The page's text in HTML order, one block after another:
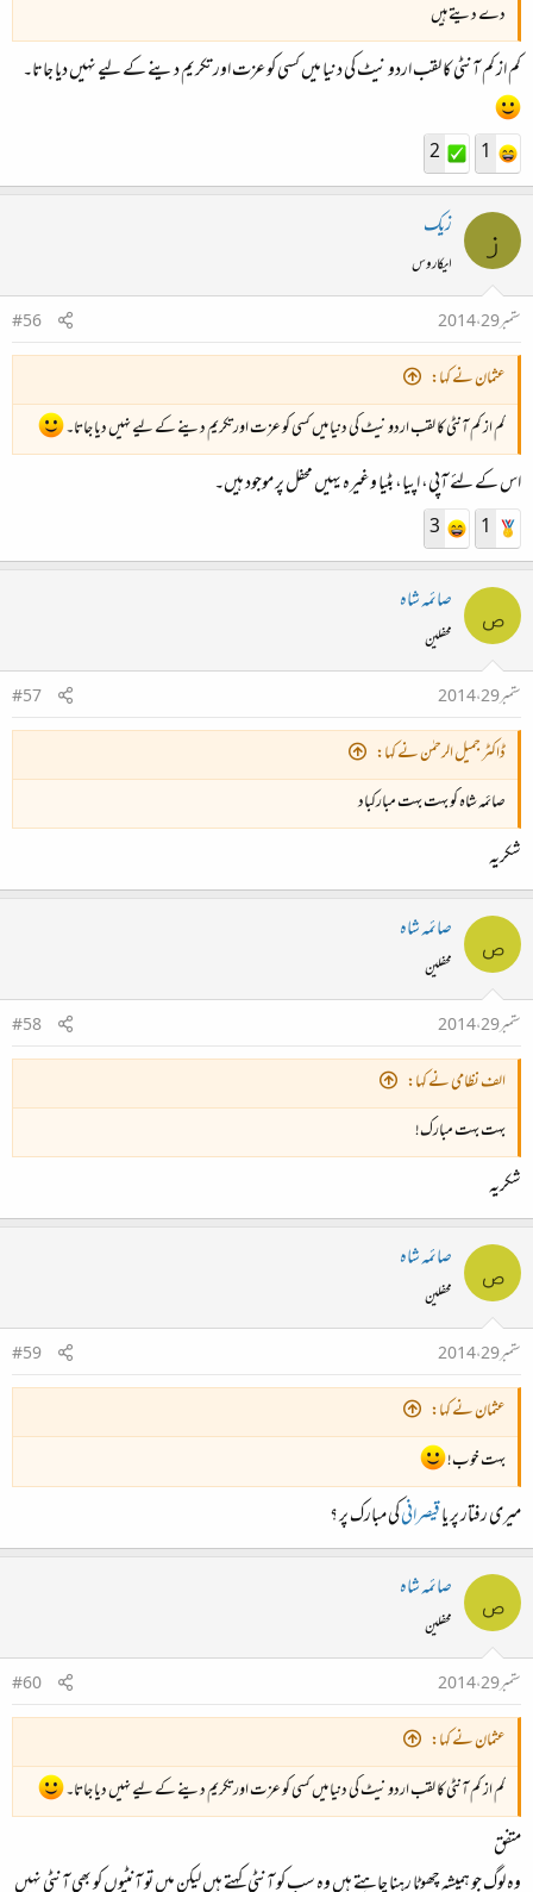
دے دیتے ہیں
کم از کم آنٹی کا لقب اردو نیٹ کی دنیا میں کسی کو عزت اور تکریم دینے کے لیے نہیں دیا جاتا۔
1
2
ز زیک
ایکاروس
ستمبر 29، 2014
#56
عثمان نے کہا:
کم از کم آنٹی کا لقب اردو نیٹ کی دنیا میں کسی کو عزت اور تکریم دینے کے لیے نہیں دیا جاتا۔
اس کے لئے آپی، اپیا، بٹیا وغیرہ یہیں محفل پر موجود ہیں۔
1
3
ص صائمہ شاہ
محفلین
ستمبر 29، 2014
#57
ڈاکٹر جمیل الرحمٰن نے کہا:
صائمہ شاہ کو بہت بہت مبارکباد
شکریہ
ص صائمہ شاہ
محفلین
ستمبر 29، 2014
#58
الف نظامی نے کہا:
بہت بہت مبارک!
شکریہ
ص صائمہ شاہ
محفلین
ستمبر 29، 2014
#59
عثمان نے کہا:
بہت خوب!
میری رفتار پر یاقیصرانیکی مبارک پر ؟
ص صائمہ شاہ
محفلین
ستمبر 29، 2014
#60
عثمان نے کہا:
کم از کم آنٹی کا لقب اردو نیٹ کی دنیا میں کسی کو عزت اور تکریم دینے کے لیے نہیں دیا جاتا۔
متفق